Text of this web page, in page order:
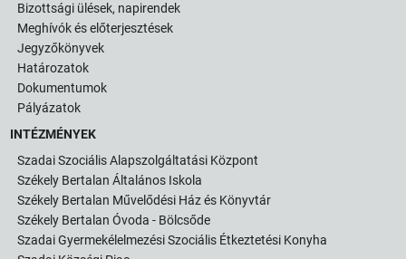
Bizottsági ülések, napirendek
Meghívók és előterjesztések
Jegyzőkönyvek
Határozatok
Dokumentumok
Pályázatok
INTÉZMÉNYEK
Szadai Szociális Alapszolgáltatási Központ
Székely Bertalan Általános Iskola
Székely Bertalan Művelődési Ház és Könyvtár
Székely Bertalan Óvoda - Bölcsőde
Szadai Gyermekélelmezési Szociális Étkeztetési Konyha